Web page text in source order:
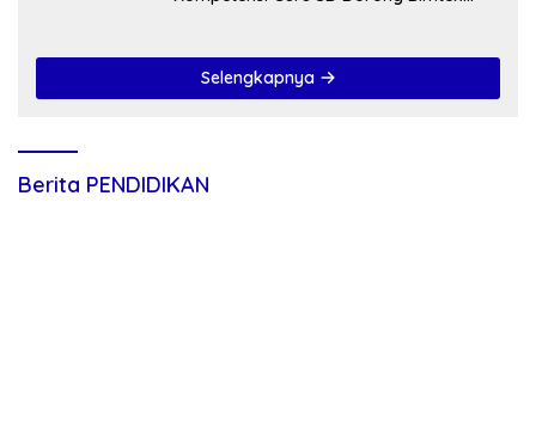
Selengkapnya
Berita PENDIDIKAN